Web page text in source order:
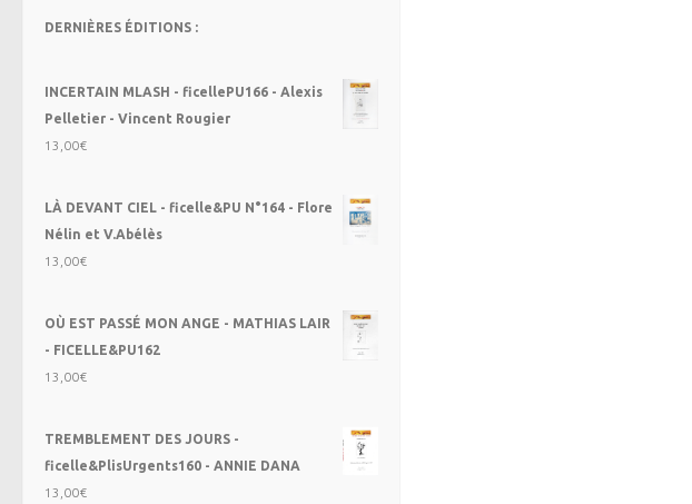
DERNIÈRES ÉDITIONS :
INCERTAIN MLASH - ficellePU166 - Alexis
Pelletier - Vincent Rougier
13,00€
LÀ DEVANT CIEL - ficelle&PU N°164 - Flore
Nélin et V.Abélès
13,00€
OÙ EST PASSÉ MON ANGE - MATHIAS LAIR
- FICELLE&PU162
13,00€
TREMBLEMENT DES JOURS -
ficelle&PlisUrgents160 - ANNIE DANA
13,00€